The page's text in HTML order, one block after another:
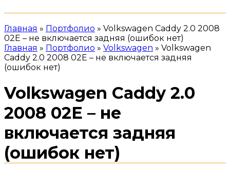
Главная » Портфолио » Volkswagen Caddy 2.0 2008
02Е – не включается задняя (ошибок нет)
Главная » Портфолио » Volkswagen » Volkswagen
Caddy 2.0 2008 02Е – не включается задняя
(ошибок нет)
Volkswagen Caddy 2.0
2008 02Е – не
включается задняя
(ошибок нет)